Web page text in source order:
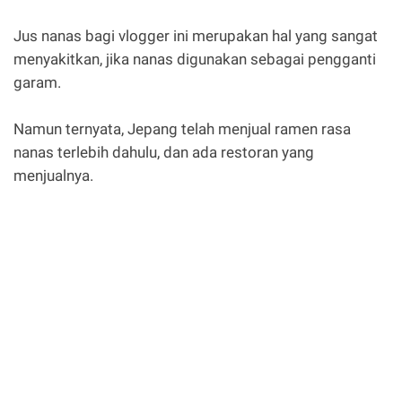
Jus nanas bagi vlogger ini merupakan hal yang sangat
menyakitkan, jika nanas digunakan sebagai pengganti
garam.
Namun ternyata, Jepang telah menjual ramen rasa
nanas terlebih dahulu, dan ada restoran yang
menjualnya.